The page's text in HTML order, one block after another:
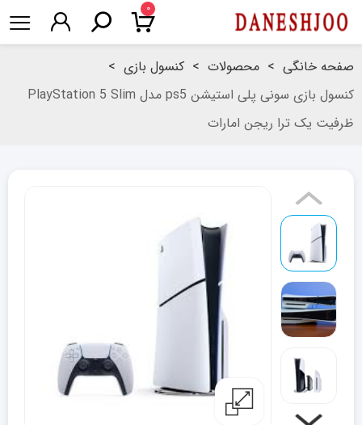
۰
صفحه خانگی > محصولات > کنسول بازی >
کنسول بازی سونی پلی استیشن ps5 مدل PlayStation 5 Slim
ظرفیت یک ترا ریجن امارات